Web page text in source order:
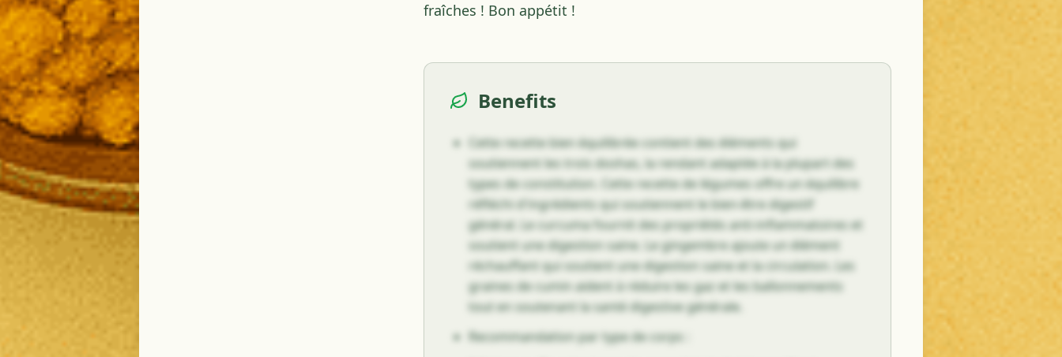
fraîches ! Bon appétit !
Benefits
Cette recette bien équilibrée contient des éléments qui
soutiennent les trois doshas, la rendant adaptée à la plupart des
types de constitution. Cette recette de légumes offre un équilibre
réfléchi d'ingrédients qui soutiennent le bien-être digestif
général. Le curcuma fournit des propriétés anti-inflammatoires et
soutient une digestion saine. Le gingembre ajoute un élément
réchauffant qui soutient une digestion saine et la circulation. Les
graines de cumin aident à réduire les gaz et les ballonnements
tout en soutenant la santé digestive générale.
Recommandation par type de corps :